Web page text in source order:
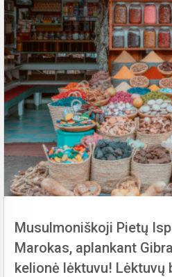
Musulmoniškoji Pietų
Marokas, aplankant
kelionė lėktuvu!